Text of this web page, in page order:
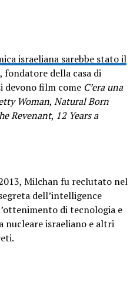
israeliana sarebbe stato il
, fondatore della casa di
devono film come C’era una
Woman, Natural Born
Revenant, 12 Years a
Milchan fu reclutato nel
dell’intelligence
di tecnologia e
nucleare israeliano e altri